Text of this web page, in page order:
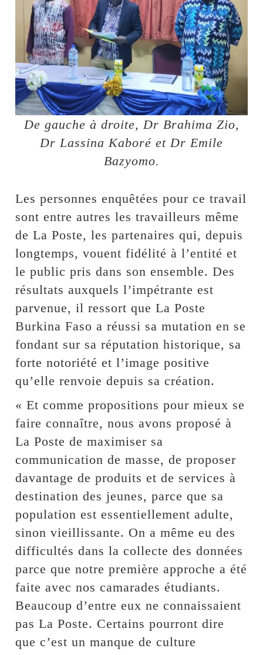
De gauche à droite, Dr Brahima Zio,
Dr Lassina Kaboré et Dr Emile
Bazyomo.
Les personnes enquêtées pour ce travail
sont entre autres les travailleurs même
de La Poste, les partenaires qui, depuis
longtemps, vouent fidélité à l’entité et
le public pris dans son ensemble. Des
résultats auxquels l’impétrante est
parvenue, il ressort que La Poste
Burkina Faso a réussi sa mutation en se
fondant sur sa réputation historique, sa
forte notoriété et l’image positive
qu’elle renvoie depuis sa création.
« Et comme propositions pour mieux se
faire connaître, nous avons proposé à
La Poste de maximiser sa
communication de masse, de proposer
davantage de produits et de services à
destination des jeunes, parce que sa
population est essentiellement adulte,
sinon vieillissante. On a même eu des
difficultés dans la collecte des données
parce que notre première approche a été
faite avec nos camarades étudiants.
Beaucoup d’entre eux ne connaissaient
pas La Poste. Certains pourront dire
que c’est un manque de culture